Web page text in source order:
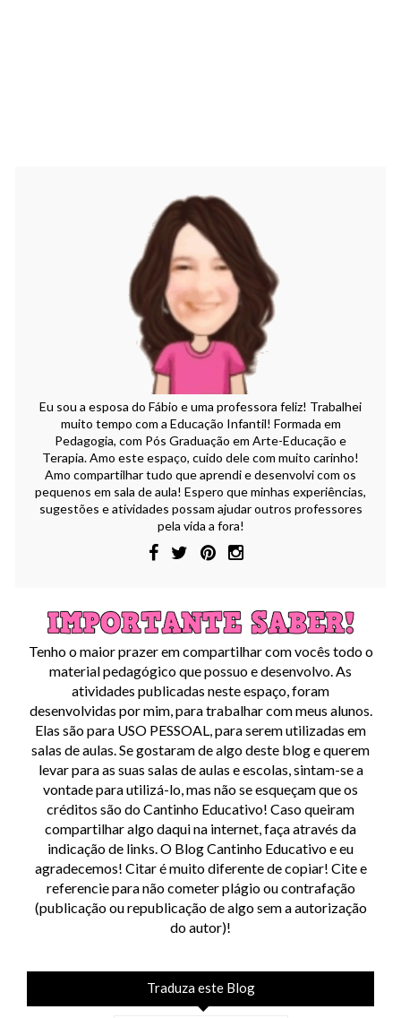
Eu sou a esposa do Fábio e uma professora feliz! Trabalhei
muito tempo com a Educação Infantil! Formada em
Pedagogia, com Pós Graduação em Arte-Educação e
Terapia. Amo este espaço, cuido dele com muito carinho!
Amo compartilhar tudo que aprendi e desenvolvi com os
pequenos em sala de aula! Espero que minhas experiências,
sugestões e atividades possam ajudar outros professores
pela vida a fora!
Tenho o maior prazer em compartilhar com vocês todo o
material pedagógico que possuo e desenvolvo. As
atividades publicadas neste espaço, foram
desenvolvidas por mim, para trabalhar com meus alunos.
Elas são para USO PESSOAL, para serem utilizadas em
salas de aulas. Se gostaram de algo deste blog e querem
levar para as suas salas de aulas e escolas, sintam-se a
vontade para utilizá-lo, mas não se esqueçam que os
créditos são do Cantinho Educativo! Caso queiram
compartilhar algo daqui na internet, faça através da
indicação de links. O Blog Cantinho Educativo e eu
agradecemos! Citar é muito diferente de copiar! Cite e
referencie para não cometer plágio ou contrafação
(publicação ou republicação de algo sem a autorização
do autor)!
Traduza este Blog